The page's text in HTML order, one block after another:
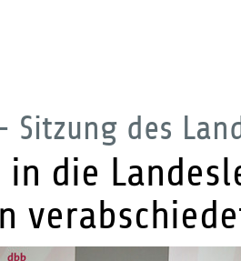
des
in die